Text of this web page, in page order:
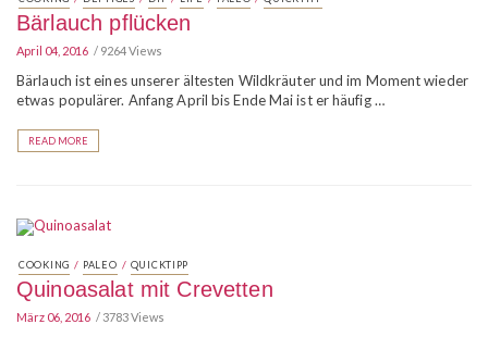
Bärlauch pflücken
April 04, 2016 9264 Views
Bärlauch ist eines unserer ältesten Wildkräuter und im Moment wieder
etwas populärer. Anfang April bis Ende Mai ist er häufig …
READ MORE
COOKING / PALEO / QUICKTIPP
Quinoasalat mit Crevetten
März 06, 2016 3783 Views